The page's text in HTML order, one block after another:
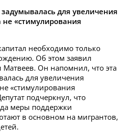
для увеличения
не «стимулирования
необходимо только
Об этом заявил
Матвеев. Он напомнил, что эта
для увеличения
«стимулирования
подчеркнул, что
меры поддержки
в основном на мигрантов,